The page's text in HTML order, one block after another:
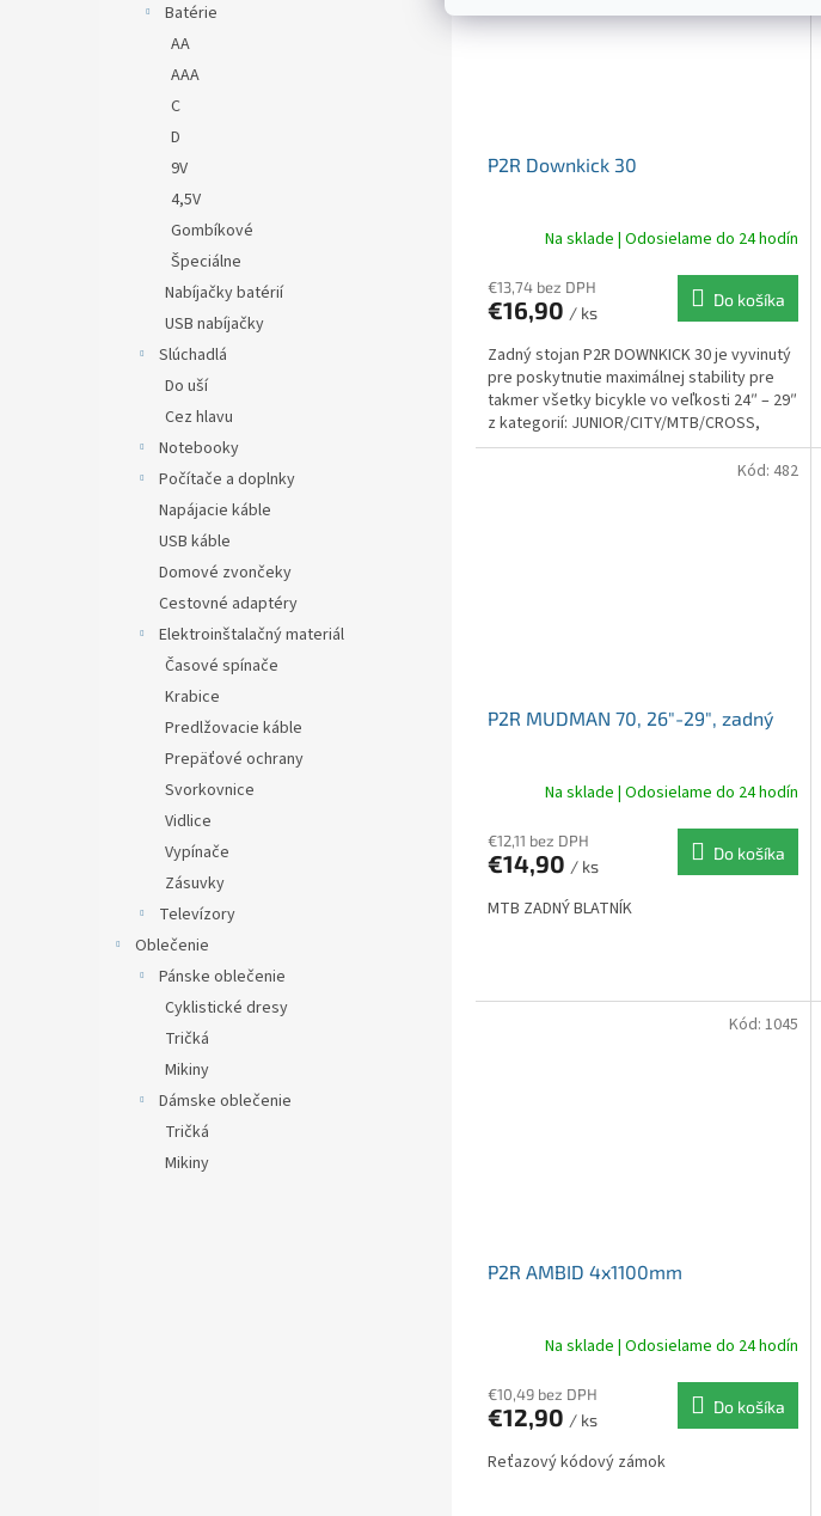
Batérie
AA
AAA
C
D
9V
4,5V
Gombíkové
Špeciálne
Nabíjačky batérií
USB nabíjačky
Slúchadlá
Do uší
Cez hlavu
Notebooky
Počítače a doplnky
Napájacie káble
USB káble
Domové zvončeky
Cestovné adaptéry
Elektroinštalačný materiál
Časové spínače
Krabice
Predlžovacie káble
Prepäťové ochrany
Svorkovnice
Vidlice
Vypínače
Zásuvky
Televízory
Oblečenie
Pánske oblečenie
Cyklistické dresy
Tričká
Mikiny
Dámske oblečenie
Tričká
Mikiny
P2R Downkick 30
Na sklade | Odosielame do 24 hodín
€13,74 bez DPH
€16,90 / ks
Do košíka
Zadný stojan P2R DOWNKICK 30 je vyvinutý
pre poskytnutie maximálnej stability pre
takmer všetky bicykle vo veľkosti 24″ – 29″
z kategorií: JUNIOR/CITY/MTB/CROSS,
ktoré sú...
P2R MUDMAN 70, 26″-29″, zadný
Na sklade | Odosielame do 24 hodín
€12,11 bez DPH
€14,90 / ks
Do košíka
MTB ZADNÝ BLATNÍK
Kód: 482
P2R AMBID 4x1100mm
Na sklade | Odosielame do 24 hodín
€10,49 bez DPH
€12,90 / ks
Do košíka
Reťazový kódový zámok
Kód: 1045